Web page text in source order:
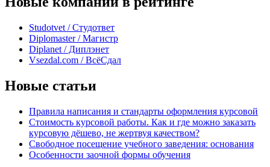
Studotvet / Студответ
Diplomaster / Магистр
Diplanet / Диплэнет
Vsezdal.com / ВсёСдал
Новые статьи
Правила написания и стандарты оформления курсовой
Стоимость курсовой работы. Как и где можно заказать
курсовую дёшево, не жертвуя качеством?
Свободное посещение учебного заведения: основания
Особенности заочной формы обучения